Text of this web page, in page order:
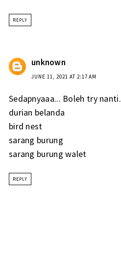
REPLY
unknown
JUNE 11, 2021 AT 2:17 AM
Sedapnyaaa... Boleh try nanti.
durian belanda
bird nest
sarang burung
sarang burung walet
REPLY